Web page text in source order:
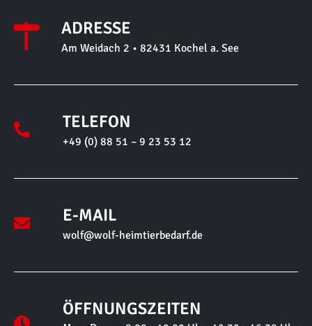
ADRESSE
Am Weidach 2 • 82431 Kochel a. See
TELEFON
+49 (0) 88 51 – 9 23 53 12
E-MAIL
wolf@wolf-heimtierbedarf.de
ÖFFNUNGSZEITEN